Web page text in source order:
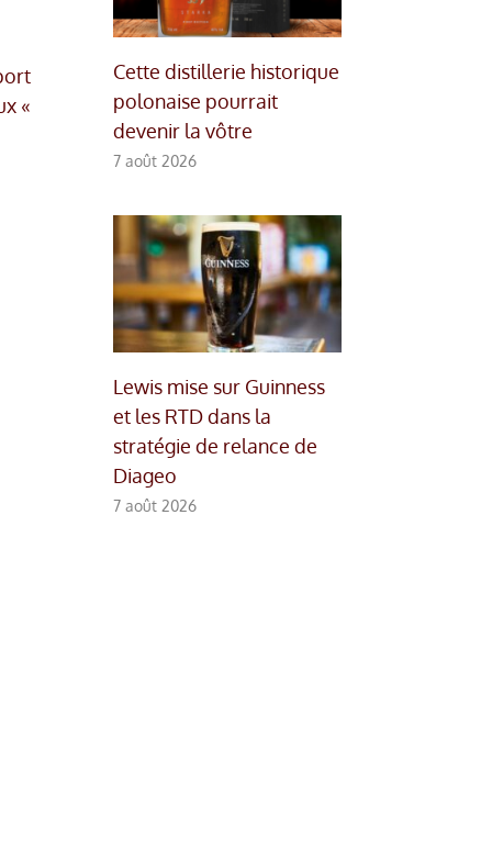
«
Cette distillerie historique
polonaise pourrait
devenir la vôtre
7 août 2026
Lewis mise sur Guinness
et les RTD dans la
stratégie de relance de
Diageo
7 août 2026